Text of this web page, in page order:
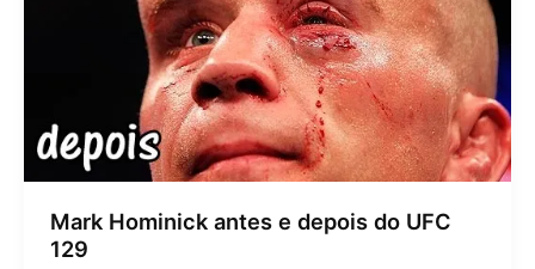
Mark Hominick antes e depois do UFC
129